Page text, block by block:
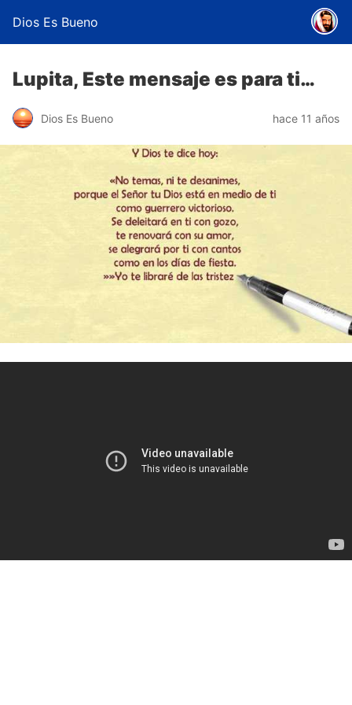
Dios Es Bueno
Lupita, Este mensaje es para ti…
Dios Es Bueno hace 11 años